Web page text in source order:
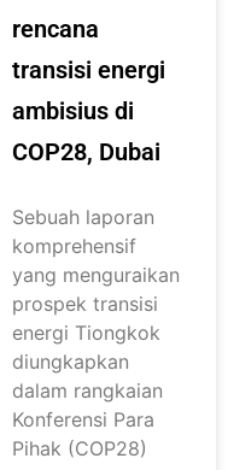
rencana
transisi energi
ambisius di
COP28, Dubai
Sebuah laporan
komprehensif
yang menguraikan
prospek transisi
energi Tiongkok
diungkapkan
dalam rangkaian
Konferensi Para
Pihak (COP28)